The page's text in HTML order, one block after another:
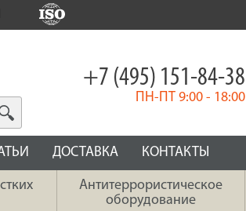
+7 (495) 151-84-38
ПН-ПТ 9:00 - 18:00
ДОСТАВКА КОНТАКТЫ
Антитеррористическое
оборудование